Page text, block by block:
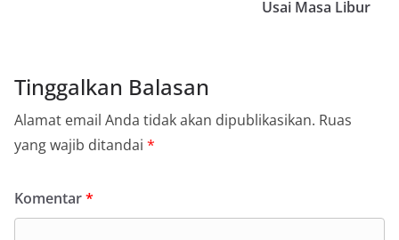
Usai Masa Libur
Tinggalkan Balasan
Alamat email Anda tidak akan dipublikasikan. Ruas
yang wajib ditandai *
Komentar*